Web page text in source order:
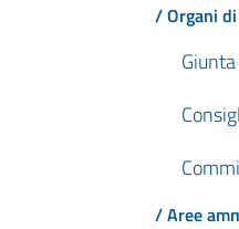
/ Organi
/ Aree